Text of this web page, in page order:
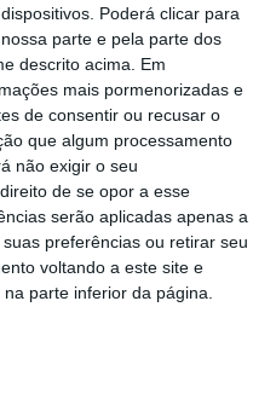
Poderá clicar para
parte e pela parte dos
descrito acima. Em
mais pormenorizadas e
de consentir ou recusar o
que algum processamento
não exigir o seu
de se opor a esse
serão aplicadas apenas a
preferências ou retirar seu
voltando a este site e
parte inferior da página.